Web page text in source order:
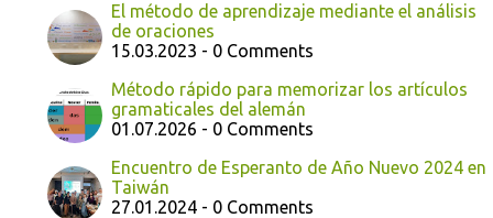
El método de aprendizaje mediante el análisis
de oraciones
15.03.2023 - 0 Comments
Método rápido para memorizar los artículos
gramaticales del alemán
01.07.2026 - 0 Comments
Encuentro de Esperanto de Año Nuevo 2024 en
Taiwán
27.01.2024 - 0 Comments